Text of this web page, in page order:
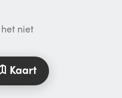
niet
Kaart